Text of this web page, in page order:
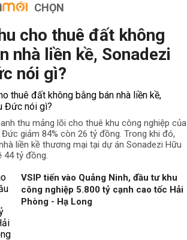
CHỌN
cho thuê đất không
nhà liền kề, Sonadezi
nói gì?
thu mảng lõi cho thuê khu công nghiệp của
giảm 84% còn 26 tỷ đồng. Trong khi đó,
liền kề thương mại tại dự án Sonadezi Hữu
44 tỷ đồng.
VSIP tiến vào Quảng Ninh, đầu tư khu
công nghiệp 5.800 tỷ cạnh cao tốc Hải
Phòng - Hạ Long